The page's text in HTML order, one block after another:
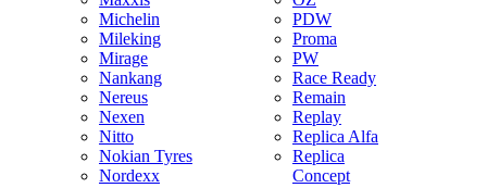
Michelin
Mileking
Mirage
Nankang
Nereus
Nexen
Nitto
Nokian Tyres
Nordexx
PDW
Proma
PW
Race Ready
Remain
Replay
Replica Alfa
Replica
Concept